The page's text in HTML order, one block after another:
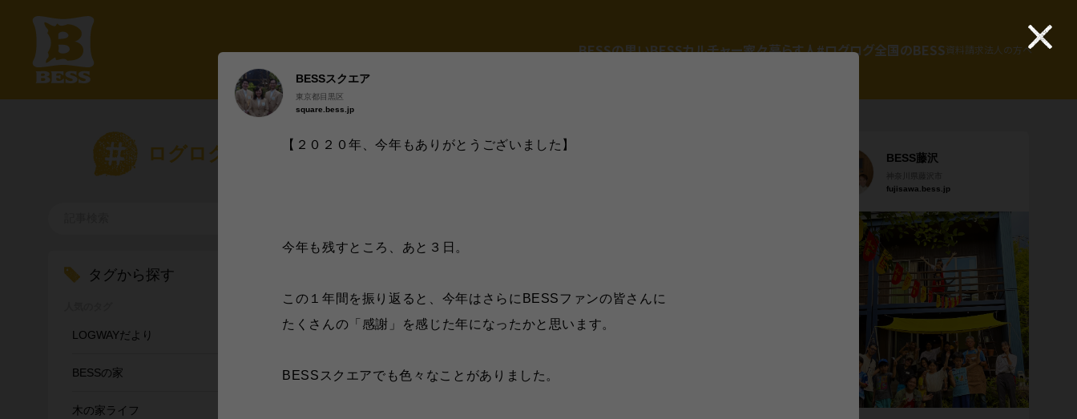
BESSの思いBESSカルチャー家々暮らす人#ログログ全国のBESS資料請求法人の方へ
ログログ
タグから探す
LOGWAYだより
BESSの家
木の家ライフ
BESS藤沢
fujisawa.bess.jp
BESSスクエア
東京都目黒区
square.bess.jp
【２０２０年、今年もありがとうございました】
今年も残すところ、あと３日。
この１年間を振り返ると、今年はさらにBESSファンの皆さんに
たくさんの「感謝」を感じた年になったかと思います。
BESSスクエアでも色々なことがありました。